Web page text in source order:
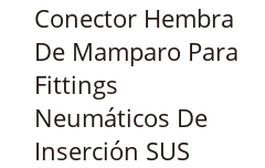
Conector Hembra
De Mamparo Para
Fittings
Neumáticos De
Inserción SUS